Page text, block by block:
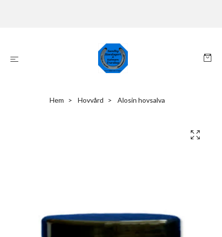
Hem Hovvård Alosin hovsalva